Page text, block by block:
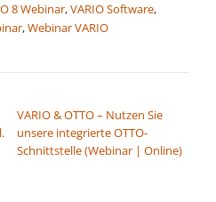
8 Webinar,VARIO Software,
,Webinar VARIO
VARIO & OTTO – Nutzen Sie
unsere integrierte OTTO-
Schnittstelle (Webinar | Online)